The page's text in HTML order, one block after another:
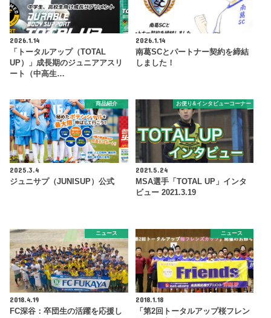
2026.1.14
「トータルアップ（TOTAL
UP）」成長期のジュニアアスリ
ート（中高生…
2026.1.14
南葛SCとパートナー契約を締結
しました！
商品紹介
2025.3.4
ジュニサプ（JUNISUP）公式
お便り&インタビューコーナー
2021.5.24
MSA選手「TOTAL UP」インタ
ビュー 2021.3.19
ニュース
2018.4.19
FC深谷：卒団生の活躍を応援し
ニュース
2018.1.18
「第2回トータルアップ桜フレン